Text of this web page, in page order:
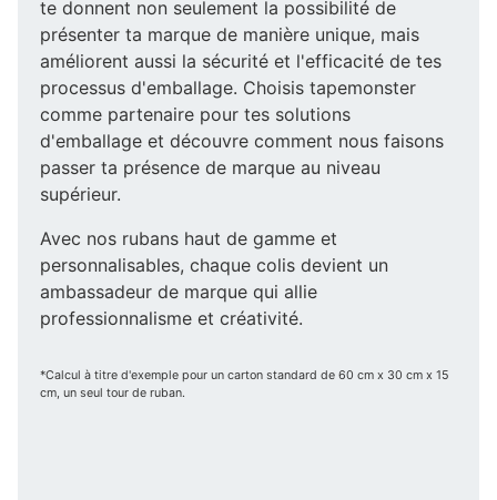
te donnent non seulement la possibilité de
présenter ta marque de manière unique, mais
améliorent aussi la sécurité et l'efficacité de tes
processus d'emballage. Choisis tapemonster
comme partenaire pour tes solutions
d'emballage et découvre comment nous faisons
passer ta présence de marque au niveau
supérieur.
Avec nos rubans haut de gamme et
personnalisables, chaque colis devient un
ambassadeur de marque qui allie
professionnalisme et créativité.
*Calcul à titre d'exemple pour un carton standard de 60 cm x 30 cm x 15
cm, un seul tour de ruban.